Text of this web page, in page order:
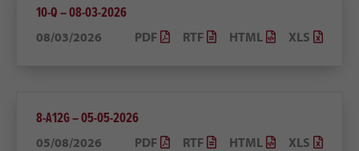
10-Q – 08-03-2026
08/03/2026 XLS
HTML
RTF
PDF
8-A12G – 05-05-2026
05/08/2026 XLS
HTML
RTF
PDF